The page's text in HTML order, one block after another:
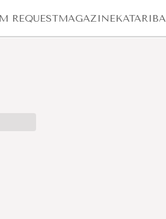
REQUESTMAGAZINEKATARIBA